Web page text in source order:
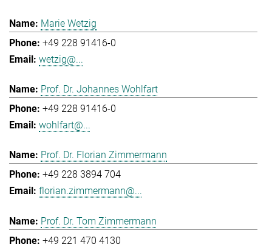
Marie Wetzig
+49 228 91416-0
wetzig@...
Prof. Dr. Johannes Wohlfart
+49 228 91416-0
wohlfart@...
Prof. Dr. Florian Zimmermann
+49 228 3894 704
florian.zimmermann@...
Prof. Dr. Tom Zimmermann
+49 221 470 4130